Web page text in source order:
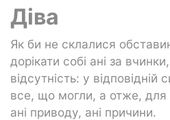
Діва
Як би не склалися
дорікати собі ані за
відсутність: у відповідній
все, що могли, а отже, для
ані приводу, ані причини.